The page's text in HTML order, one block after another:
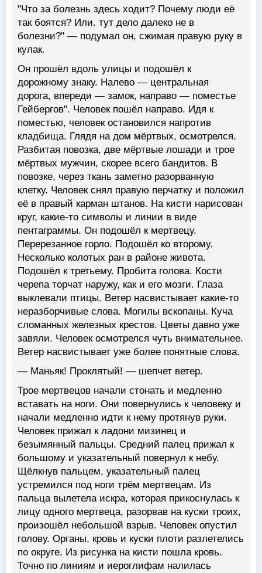
"Что за болезнь здесь ходит? Почему люди её
так боятся? Или. тут дело далеко не в
болезни?" — подумал он, сжимая правую руку в
кулак.
Он прошёл вдоль улицы и подошёл к
дорожному знаку. Налево — центральная
дорога, впереди — замок, направо — поместье
Гейбергов". Человек пошёл направо. Идя к
поместью, человек остановился напротив
кладбища. Глядя на дом мёртвых, осмотрелся.
Разбитая повозка, две мёртвые лошади и трое
мёртвых мужчин, скорее всего бандитов. В
повозке, через ткань заметно разорванную
клетку. Человек снял правую перчатку и положил
её в правый карман штанов. На кисти нарисован
круг, какие-то символы и линии в виде
пентаграммы. Он подошёл к мертвецу.
Перерезанное горло. Подошёл ко второму.
Несколько колотых ран в районе живота.
Подошёл к третьему. Пробита голова. Кости
черепа торчат наружу, как и его мозги. Глаза
выклевали птицы. Ветер насвистывает какие-то
неразборчивые слова. Могилы вскопаны. Куча
сломанных железных крестов. Цветы давно уже
завяли. Человек осмотрелся чуть внимательнее.
Ветер насвистывает уже более понятные слова.
— Маньяк! Проклятый! — шепчет ветер.
Трое мертвецов начали стонать и медленно
вставать на ноги. Они повернулись к человеку и
начали медленно идти к нему протянув руки.
Человек прижал к ладони мизинец и
безымянный пальцы. Средний палец прижал к
большому и указательный повернул к небу.
Щёлкнув пальцем, указательный палец
устремился под ноги трём мертвецам. Из
пальца вылетела искра, которая прикоснулась к
лицу одного мертвеца, разорвав на куски троих,
произошёл небольшой взрыв. Человек опустил
голову. Органы, кровь и куски плоти разлетелись
по округе. Из рисунка на кисти пошла кровь.
Точно по линиям и иероглифам налилась